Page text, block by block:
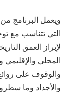
ويعمل البرنامج من
لإبراز العمق
المحلي والإقليمي
والوقوف على روائع
والأجداد وما